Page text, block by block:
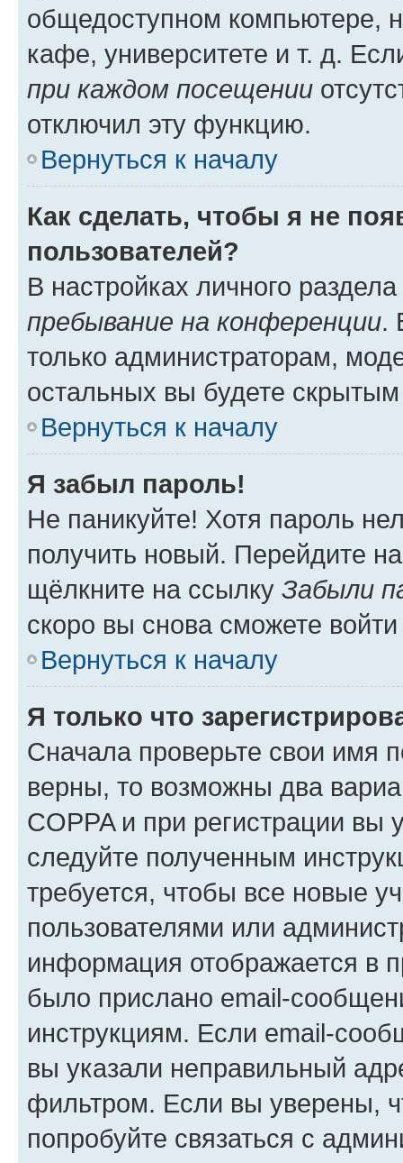
общедоступном компьютере,
кафе, университете и т. д.
при каждом посещении
отключил эту функцию.
Вернуться к началу
Как сделать, чтобы я не
пользователей?
В настройках личного
пребывание на конференции.
только администраторам,
остальных вы будете
Вернуться к началу
Я забыл пароль!
Не паникуйте! Хотя пароль
получить новый. Перейдите
щёлкните на ссылку Забыли
скоро вы снова сможете
Вернуться к началу
Я только что
Сначала проверьте свои имя
верны, то возможны два
COPPA и при регистрации вы
следуйте полученным
требуется, чтобы все новые
пользователями или
информация отображается в
было прислано email-
инструкциям. Если email-
вы указали неправильный
фильтром. Если вы уверены,
попробуйте связаться с